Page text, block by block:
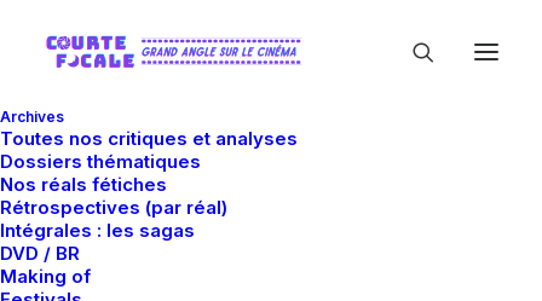
Archives
Toutes nos critiques et analyses
Dossiers thématiques
Nos réals fétiches
Rétrospectives (par réal)
Intégrales : les sagas
DVD / BR
Making of